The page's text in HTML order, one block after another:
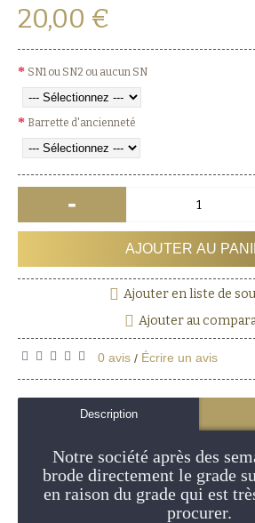
20,00 €
SN1 ou SN2 ou aucun SN
Barrette d'ancienneté
-
AJOUTER AU
Ajouter en liste de
Ajouter au
0 avis / Écrire un avis
Description
Notre société après des
brode directement le grade
en raison du grade qui est
procurer.